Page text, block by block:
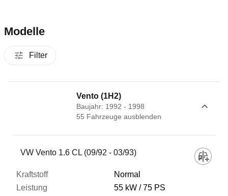
Modelle
Filter
Vento (1H2)
Baujahr: 1992 - 1998
55 Fahrzeuge ausblenden
Fahrzeug
Kraftstoff
VW Vento 1.6 CL (09/92 - 03/93)
Normal
55 kW
75 PS